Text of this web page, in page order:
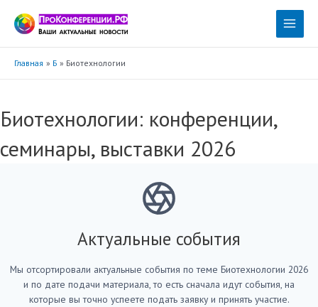
содержимому
Main
Главная Б Биотехнологии
Биотехнологии: конференции,
семинары, выставки 2026
Актуальные события
Мы отсортировали актуальные события по теме Биотехнологии 2026
и по дате подачи материала, то есть сначала идут события, на
которые вы точно успеете подать заявку и принять участие.